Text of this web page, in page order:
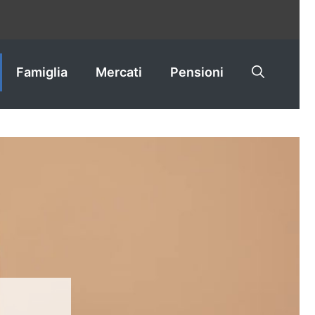
Famiglia Mercati Pensioni